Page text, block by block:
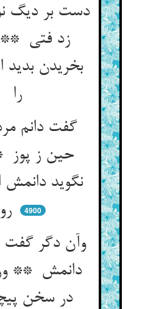
دست بر دیگ
زد فتی
بخریدن بدید
را
گفت دانم
حین ز پوز
نگوید دانمش
4900
وآن دگر گفت
دانمش **
در سخن پیچانمش